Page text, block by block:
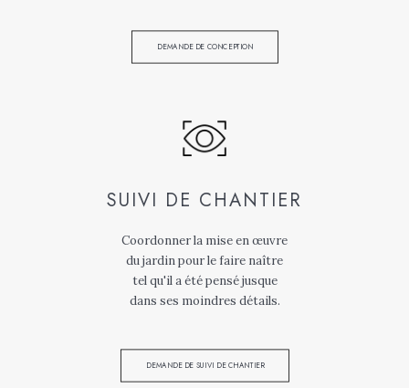
DEMANDE DE CONCEPTION
SUIVI DE CHANTIER
Coordonner la mise en œuvre
du jardin pour le faire naître
tel qu'il a été pensé jusque
dans ses moindres détails.
DEMANDE DE SUIVI DE CHANTIER